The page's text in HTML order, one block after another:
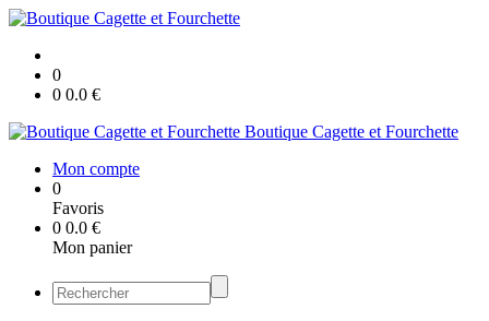
0
0 0.0 €
Boutique Cagette et Fourchette
Mon compte
0
Favoris
0 0.0 €
Mon panier